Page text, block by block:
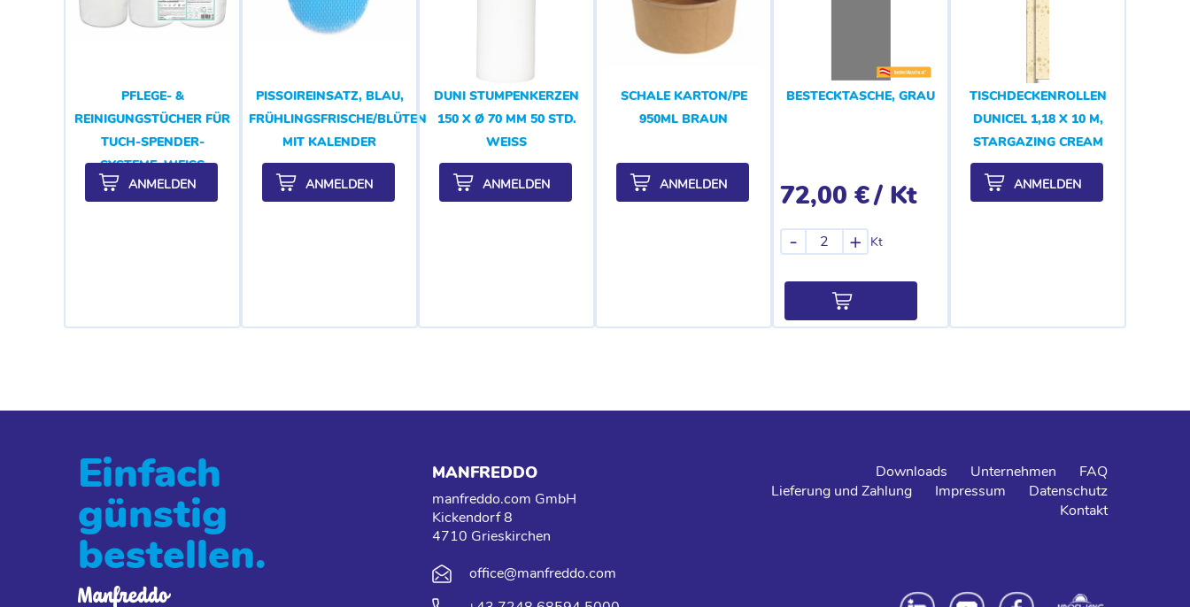
PFLEGE- &
REINIGUNGSTÜCHER FÜR
TUCH-SPENDER-
SYSTEME, WEISS
ANMELDEN
PISSOIREINSATZ, BLAU,
FRÜHLINGSFRISCHE/BLÜTENDUFT
MIT KALENDER
ANMELDEN
DUNI STUMPENKERZEN
150 X Ø 70 MM 50 STD.
WEISS
ANMELDEN
SCHALE KARTON/PE
950ML BRAUN
ANMELDEN
BESTECKTASCHE, GRAU
72,00 €/ Kt
Kt
- +
TISCHDECKENROLLEN
DUNICEL 1,18 X 10 M,
STARGAZING CREAM
ANMELDEN
Einfach
günstig
bestellen.
MANFREDDO
manfreddo.com GmbH
Kickendorf 8
4710 Grieskirchen
office@manfreddo.com
Downloads Unternehmen
FAQ
Lieferung und Zahlung
Impressum
Datenschutz
Kontakt